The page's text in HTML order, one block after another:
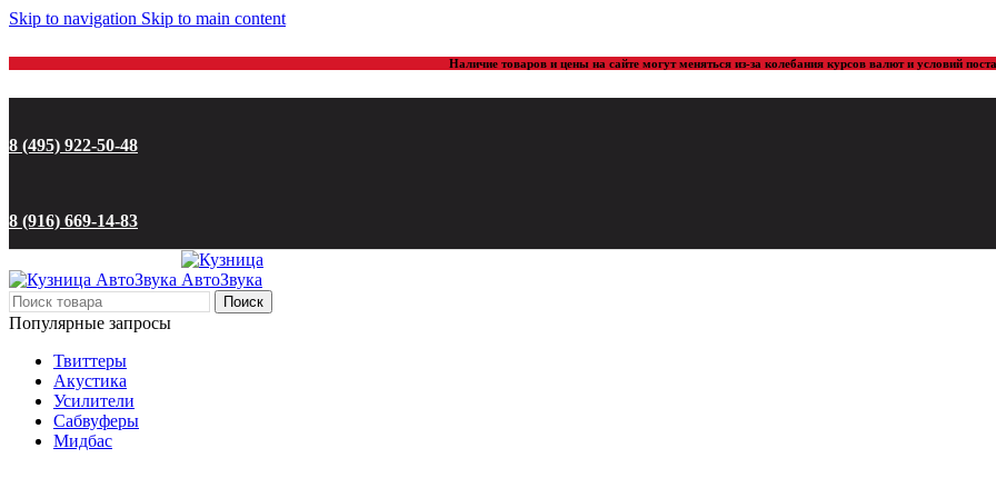
Skip to navigation Skip to main content
Наличие товаров и цены на сайте могут меняться из-за колебания курсов валют и условий
8 (495) 922-50-48
8 (916) 669-14-83
Поиск
Популярные запросы
Твиттеры
Акустика
Усилители
Сабвуферы
Мидбас